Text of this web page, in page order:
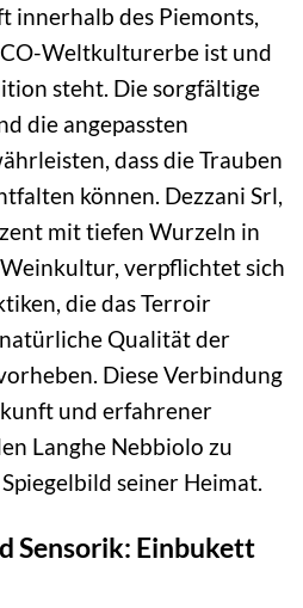
innerhalb des Piemonts,
Weltkulturerbe ist und
steht. Die sorgfältige
die angepassten
dass die Trauben
können. Dezzani Srl,
mit tiefen Wurzeln in
verpflichtet sich
die das Terroir
Qualität der
Diese Verbindung
und erfahrener
Langhe Nebbiolo zu
seiner Heimat.
Sensorik: Einbukett